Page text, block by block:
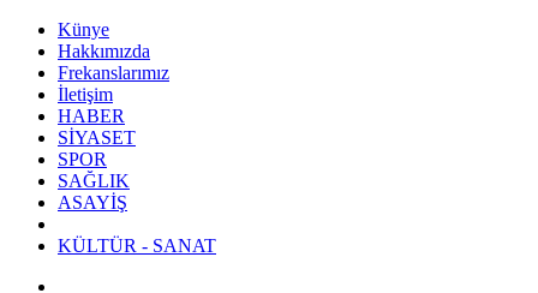
Künye
Hakkımızda
Frekanslarımız
İletişim
HABER
SİYASET
SPOR
SAĞLIK
ASAYİŞ
KÜLTÜR - SANAT